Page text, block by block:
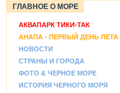
ГЛАВНОЕ О МОРЕ
АКВАПАРК ТИКИ-ТАК
АНАПА - ПЕРВЫЙ ДЕНЬ ЛЕТА
НОВОСТИ
СТРАНЫ И ГОРОДА
ФОТО & ЧЕРНОЕ МОРЕ
ИСТОРИЯ ЧЕРНОГО МОРЯ